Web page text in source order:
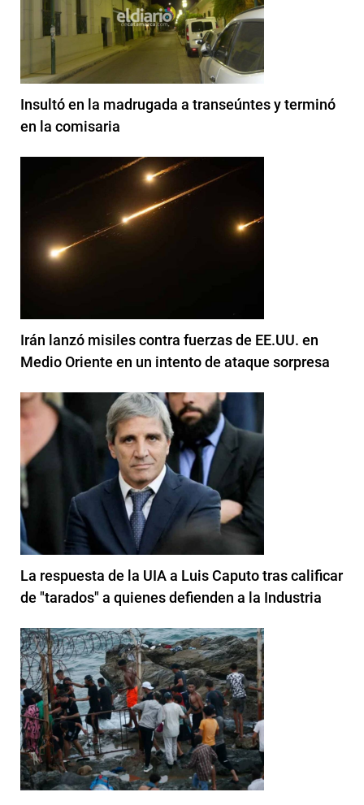
Insultó en la madrugada a transeúntes y terminó
en la comisaria
Irán lanzó misiles contra fuerzas de EE.UU. en
Medio Oriente en un intento de ataque sorpresa
La respuesta de la UIA a Luis Caputo tras calificar
de "tarados" a quienes defienden a la Industria